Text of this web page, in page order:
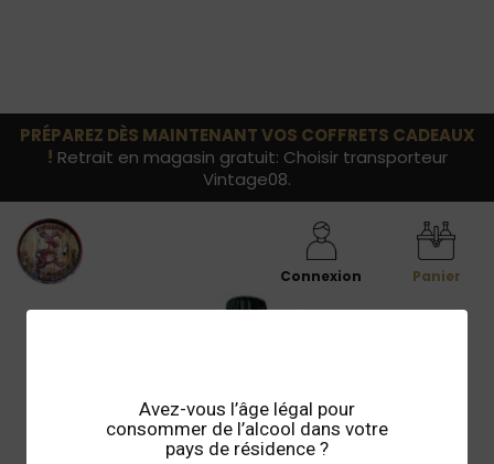
Avez-vous l’âge légal pour
consommer de l’alcool dans votre
pays de résidence ?
PRÉPAREZ DÈS MAINTENANT VOS COFFRETS CADEAUX
! Retrait en magasin gratuit: Choisir transporteur
Vintage08.
Connexion Panier